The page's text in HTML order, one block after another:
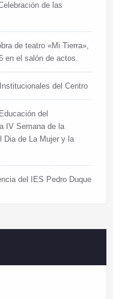
de las
de teatro «Mi Tierra»,
en el salón de actos.
del Centro
del
IV Semana de la
Dia de La Mujer y la
del IES Pedro Duque